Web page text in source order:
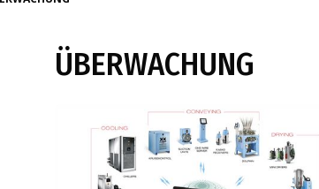
ÜBERWACHUNG